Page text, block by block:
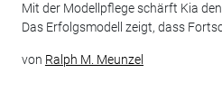
Mit der Modellpflege schärft Kia
Das Erfolgsmodell zeigt, dass
von Ralph M. Meunzel